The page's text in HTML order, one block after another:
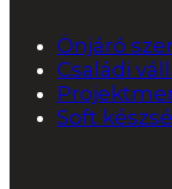
Önjáró
Családi
Soft